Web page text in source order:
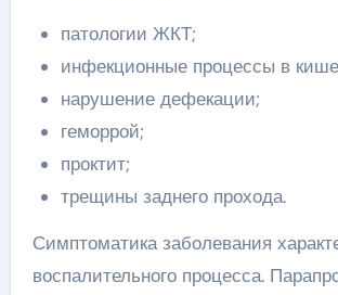
патологии ЖКТ;
инфекционные процессы в
нарушение дефекации;
геморрой;
проктит;
трещины заднего прохода.
Симптоматика заболевания
воспалительного процесса.